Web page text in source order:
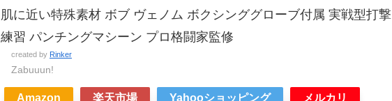
肌に近い特殊素材 ボブ ヴェノム ボクシンググローブ付属 実戦型打撃
練習 パンチングマシーン プロ格闘家監修
created by Rinker
Zabuuun!
Amazon 楽天市場 Yahooショッピング メルカリ